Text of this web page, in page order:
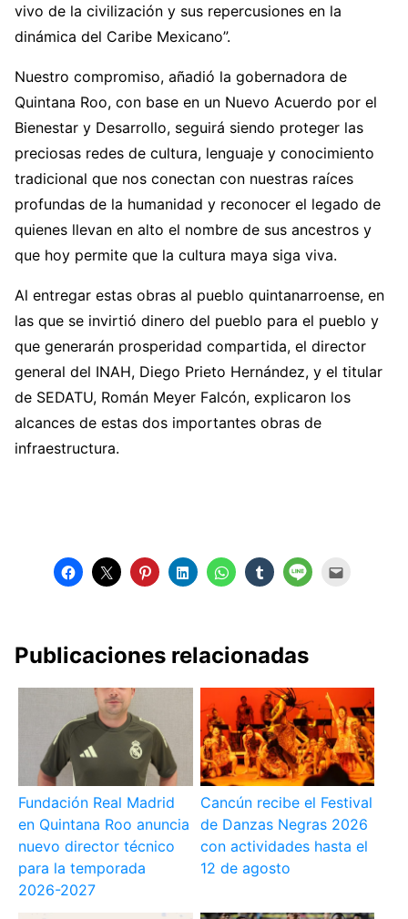
vivo de la civilización y sus repercusiones en la
dinámica del Caribe Mexicano”.
Nuestro compromiso, añadió la gobernadora de
Quintana Roo, con base en un Nuevo Acuerdo por el
Bienestar y Desarrollo, seguirá siendo proteger las
preciosas redes de cultura, lenguaje y conocimiento
tradicional que nos conectan con nuestras raíces
profundas de la humanidad y reconocer el legado de
quienes llevan en alto el nombre de sus ancestros y
que hoy permite que la cultura maya siga viva.
Al entregar estas obras al pueblo quintanarroense, en
las que se invirtió dinero del pueblo para el pueblo y
que generarán prosperidad compartida, el director
general del INAH, Diego Prieto Hernández, y el titular
de SEDATU, Román Meyer Falcón, explicaron los
alcances de estas dos importantes obras de
infraestructura.
Publicaciones relacionadas
Fundación Real Madrid
en Quintana Roo anuncia
nuevo director técnico
para la temporada
2026-2027
Cancún recibe el Festival
de Danzas Negras 2026
con actividades hasta el
12 de agosto